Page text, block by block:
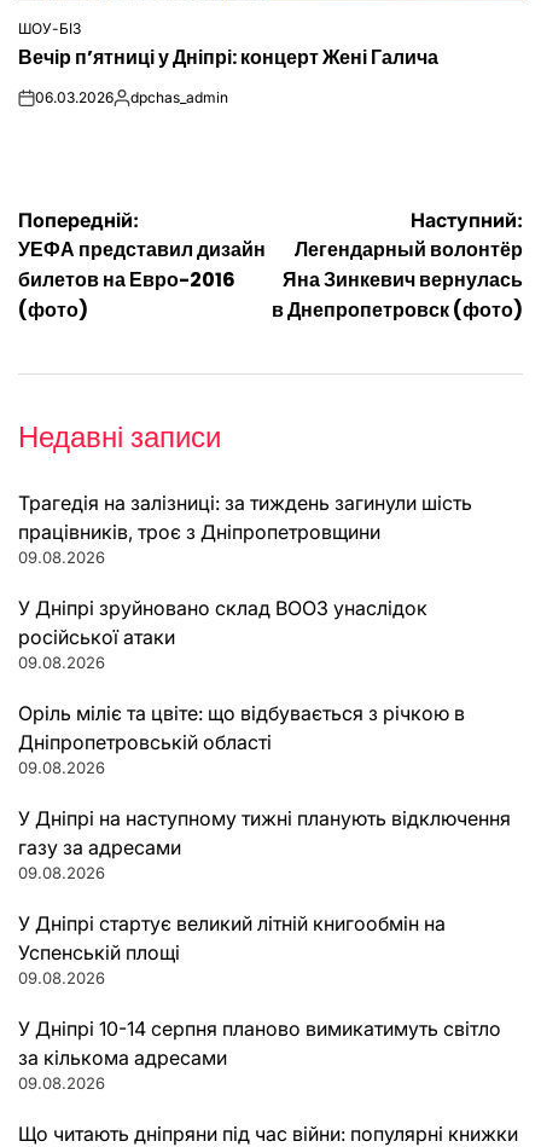
ОПУБЛІКУВАТИ
У
ШОУ-БІЗ
Вечір п’ятниці у Дніпрі: концерт Жені Галича
on06.03.2026Опубліковано
dpchas_admin
Навігація
записів
Попередній:
УЕФА представил дизайн
билетов на Евро-2016
(фото)
Наступний:
Легендарный волонтёр
Яна Зинкевич вернулась
в Днепропетровск (фото)
Недавні записи
Трагедія на залізниці: за тиждень загинули шість
працівників, троє з Дніпропетровщини
09.08.2026
У Дніпрі зруйновано склад ВООЗ унаслідок
російської атаки
09.08.2026
Оріль міліє та цвіте: що відбувається з річкою в
Дніпропетровській області
09.08.2026
У Дніпрі на наступному тижні планують відключення
газу за адресами
09.08.2026
У Дніпрі стартує великий літній книгообмін на
Успенській площі
09.08.2026
У Дніпрі 10-14 серпня планово вимикатимуть світло
за кількома адресами
09.08.2026
Що читають дніпряни під час війни: популярні книжки